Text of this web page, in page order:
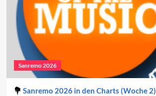
Sanremo 2026
Sanremo 2026 in den Charts (Woche 2)